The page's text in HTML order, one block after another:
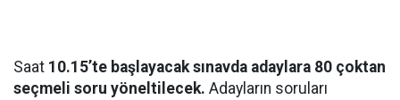
Saat 10.15’te başlayacak sınavda adaylara 80 çoktan
seçmeli soru yöneltilecek. Adayların soruları